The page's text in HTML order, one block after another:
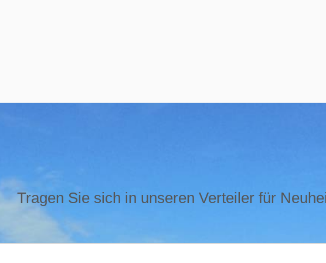
Tragen Sie sich in unseren Verteiler für